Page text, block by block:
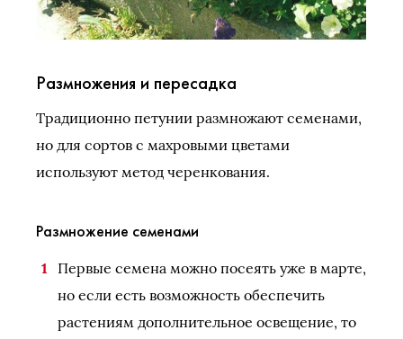
Размножения и пересадка
Традиционно петунии размножают семенами,
но для сортов с махровыми цветами
используют метод черенкования.
Размножение семенами
Первые семена можно посеять уже в марте,
но если есть возможность обеспечить
растениям дополнительное освещение, то